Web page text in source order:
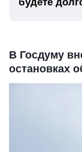
В Госдуму
остановках